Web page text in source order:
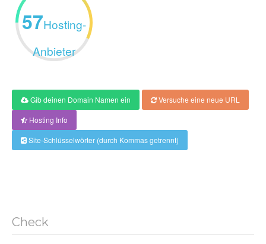
57Hosting-
Anbieter
Gib deinen Domain Namen ein
Versuche eine neue URL
Hosting Info
Site-Schlüsselwörter (durch Kommas getrennt)
Check